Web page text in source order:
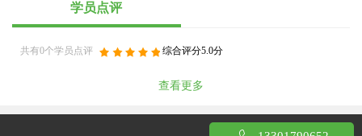
学员点评
共有0个学员点评 综合评分5.0分
查看更多